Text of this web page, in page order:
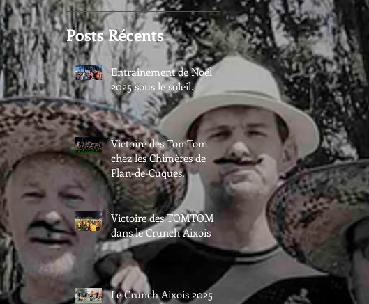
Posts Récents
Entrainement de Noël
2025 sous le soleil.
Victoire des TomTom
chez les Chimères de
Plan-de-Cuques.
Victoire des TOMTOM
dans le Crunch Aixois
Le Crunch Aixois 2025